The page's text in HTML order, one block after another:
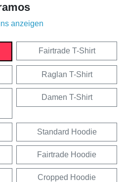
anzeigen
Fairtrade T-Shirt
Raglan T-Shirt
Damen T-Shirt
Standard Hoodie
Fairtrade Hoodie
Cropped Hoodie